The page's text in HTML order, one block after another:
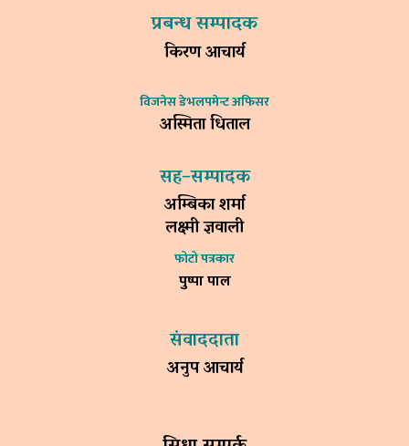
प्रबन्ध सम्पादक
किरण आचार्य
विजनेस डेभलपमेन्ट अफिसर
अस्मिता धिताल
सह–सम्पादक
अम्बिका शर्मा
लक्ष्मी ज्ञवाली
फोटो पत्रकार
पुष्पा पाल
संवाददाता
अनुप आचार्य